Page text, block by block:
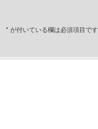
*が付いている欄は必須項目です